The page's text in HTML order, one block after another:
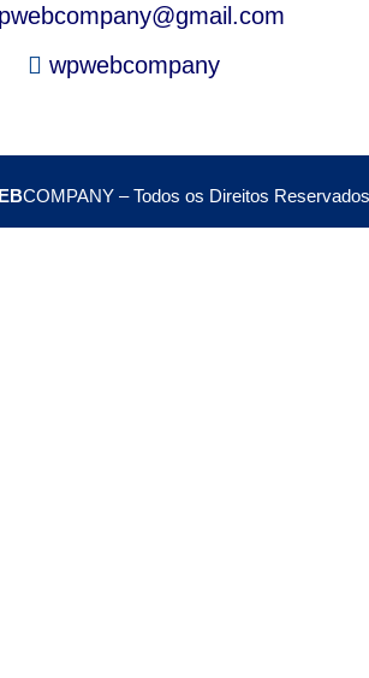
wpwebcompany
COMPANY – Todos os Direitos Reservados